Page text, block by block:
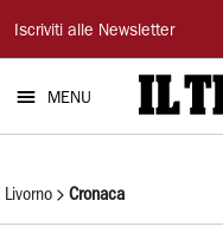
Il
Tirreno
Iscriviti alle Newsletter
MENU
Livorno Cronaca